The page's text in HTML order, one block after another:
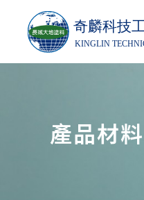
產品材料